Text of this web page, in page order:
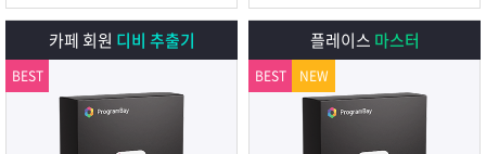
카페 회원 디비 추출기
BEST
플레이스 마스터
BEST NEW